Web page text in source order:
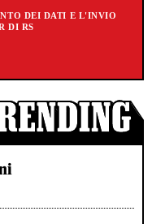
DEI DATI E L'INVIO
DI RS